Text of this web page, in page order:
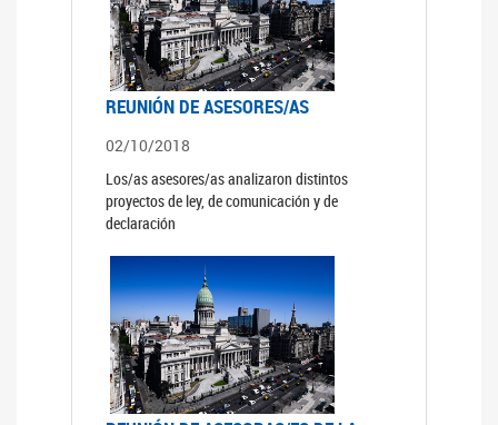
REUNIÓN DE ASESORES/AS
02/10/2018
Los/as asesores/as analizaron distintos
proyectos de ley, de comunicación y de
declaración